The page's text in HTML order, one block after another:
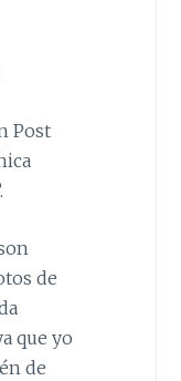
Post
de
que yo
de